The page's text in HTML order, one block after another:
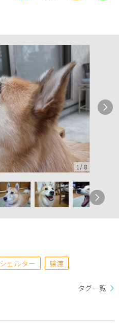
1 / 8
シェルター 譲渡
タグ一覧